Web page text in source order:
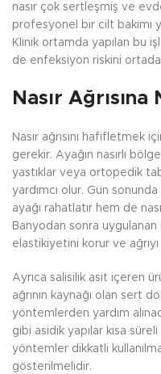
nasır çok sertleşmiş ve
profesyonel bir cilt
Klinik ortamda yapılan bu
de enfeksiyon riskini
Nasır
Nasır ağrısını hafifletmek
gerekir. Ayağın nasırlı
yastıklar veya ortopedik
yardımcı olur. Gün
ayağı rahatlatır hem de
Banyodan sonra
elastikiyetini korur ve ağrıyı
Ayrıca salisilik asit içeren
ağrının kaynağı olan sert
yöntemlerden yardım
gibi asidik yapılar kısa
yöntemler dikkatli
gösterilmelidir.